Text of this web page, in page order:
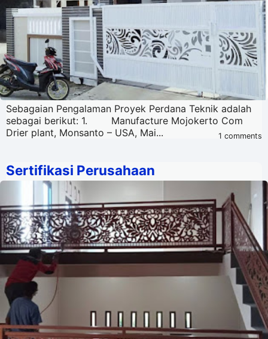
Sebagaian Pengalaman Proyek Perdana Teknik adalah
sebagai berikut: 1. Manufacture Mojokerto Com
Drier plant, Monsanto – USA, Mai...
1 comments
Sertifikasi Perusahaan